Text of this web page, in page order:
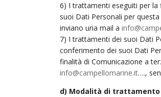
6) I trattamenti eseguiti per la
suoi Dati Personali per
inviano uria mail a
7) I trattamenti dei suoi Dati
conferimento dei suoi Dati
finalità di Comunicazione a
info@campellomarine.it….,
d) Modalità di